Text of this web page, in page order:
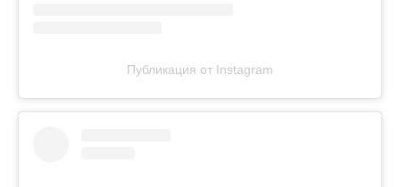
Публикация от Instagram